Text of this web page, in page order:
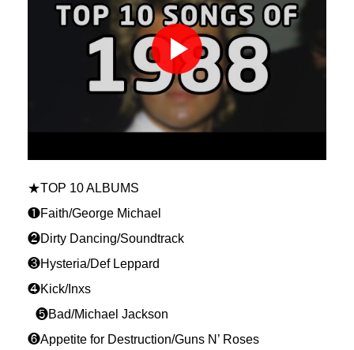
★TOP 10 ALBUMS
❶Faith/George Michael
❷‪Dirty Dancing/Soundtrack
❸Hysteria/Def Leppard
❹Kick/Inxs
❺Bad/Michael Jackson
❻Appetite for Destruction/Guns N’ Roses